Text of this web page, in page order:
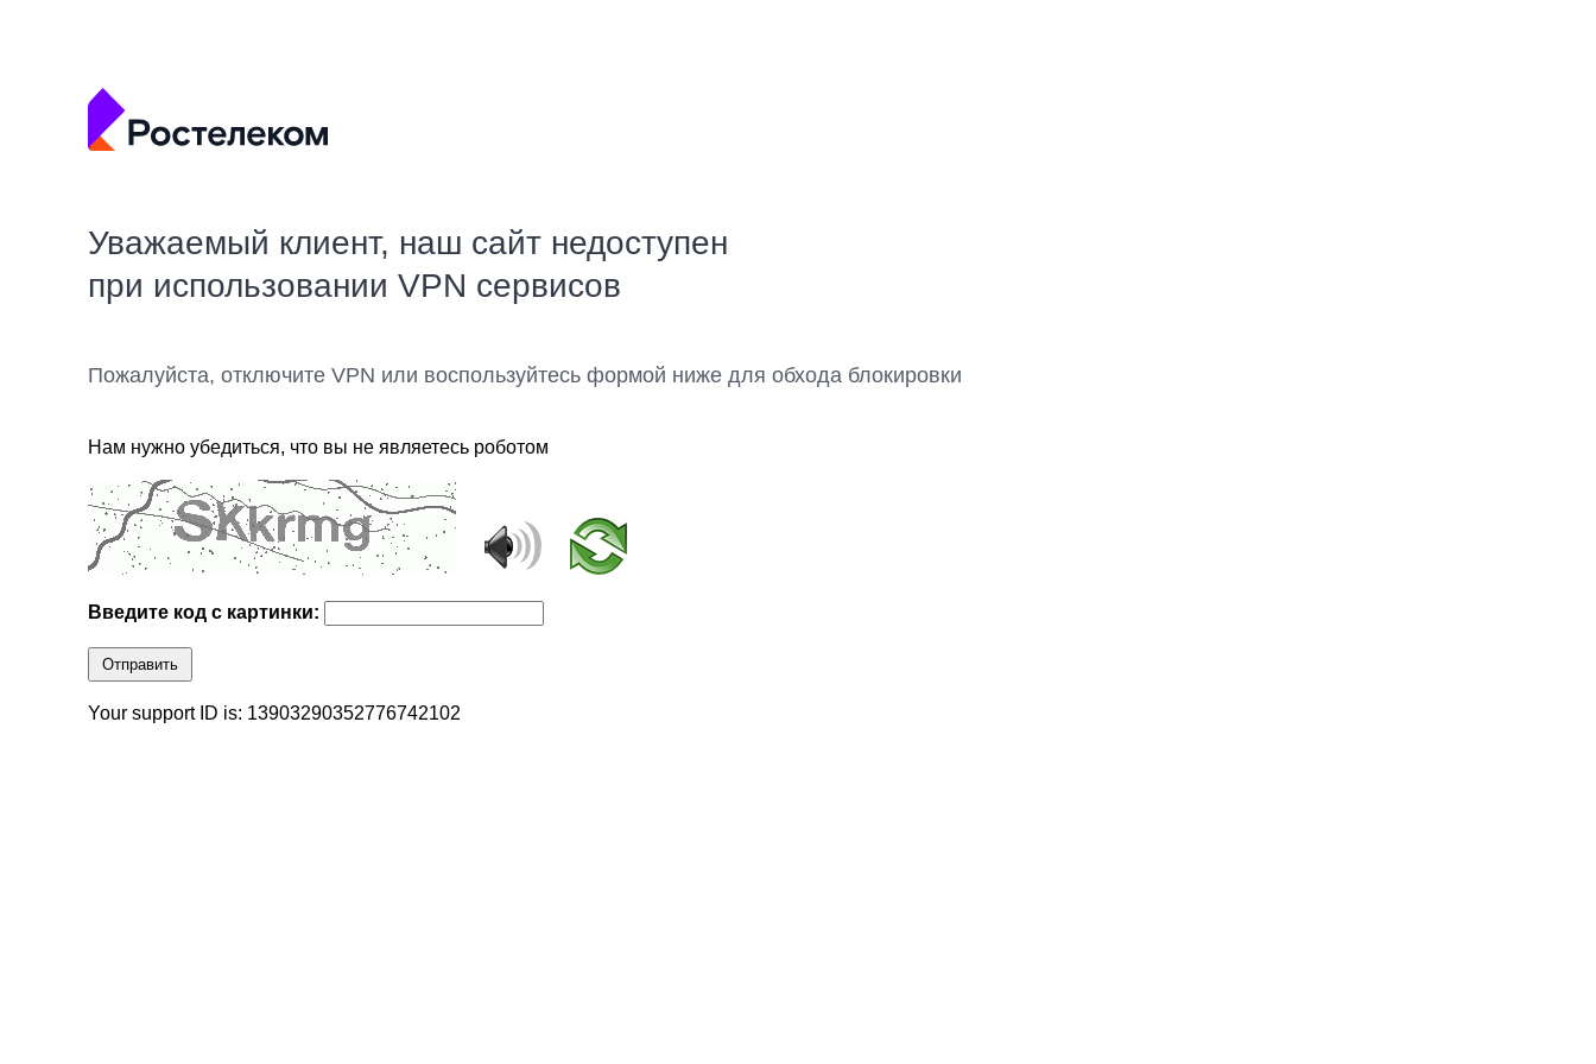
Уважаемый клиент, наш сайт недоступен
при использовании VPN сервисов
Пожалуйста, отключите VPN или воспользуйтесь формой ниже для обхода блокировки
Нам нужно убедиться, что вы не являетесь роботом
Введите код с картинки:
Отправить
Your support ID is: 13903290352776742102